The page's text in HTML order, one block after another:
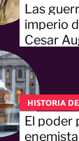
Las
imperio
Cesar
HISTORIA
El poder